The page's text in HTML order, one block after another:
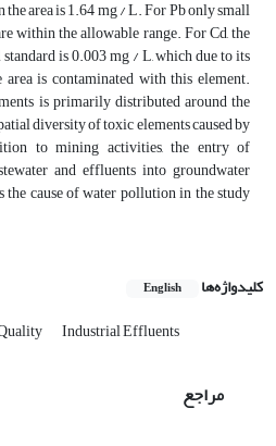
area is 1.64 mg / L. For Pb only small
within the allowable range. For Cd, the
is 0.003 mg / L, which due to its
is contaminated with this element.
is primarily distributed around the
diversity of toxic elements caused by
to mining activities, the entry of
and effluents into groundwater
the cause of water pollution in the study
کلیدواژه‌ها English
Industrial Effluents
مراجع